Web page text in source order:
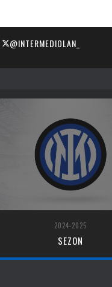
@INTERMEDIOLAN_
2024-2025
SEZON